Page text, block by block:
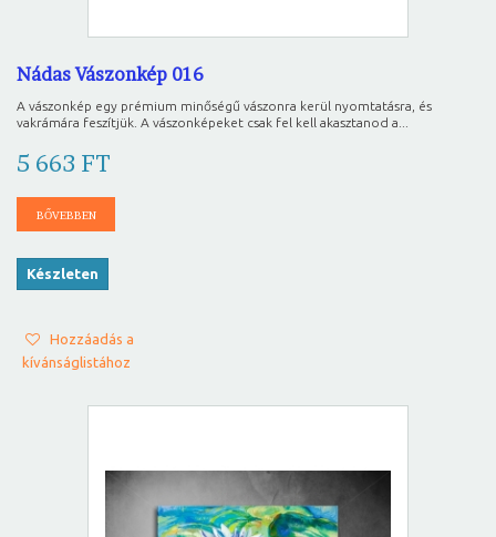
Nádas Vászonkép 016
A vászonkép egy prémium minőségű vászonra kerül nyomtatásra, és
vakrámára feszítjük. A vászonképeket csak fel kell akasztanod a...
5 663 FT
BŐVEBBEN
Készleten
Hozzáadás a
kívánságlistához